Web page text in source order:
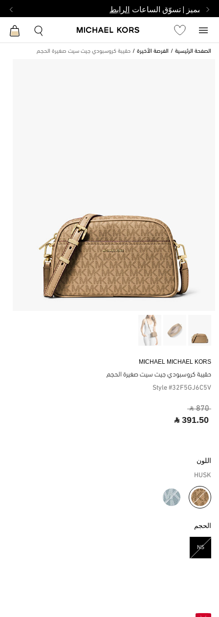
مميز | تسوّق الساعات الرابط
الصفحة الرئيسية الفرصة الأخيرة حقيبة كروسبودي جيت سيت صغيرة الحجم
MICHAEL MICHAEL KORS
حقيبة كروسبودي جيت سيت صغيرة الحجم
Style #32F5GJ6C5V
‎ ⃁ 870 ‎
‎ ⃁ 391.50 ‎
اللون
HUSK
مختار
الحجم
NS
مختار